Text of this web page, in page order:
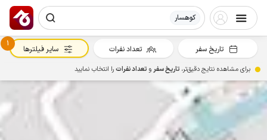
کوهسار
تاریخ سفر تعداد نفرات
1
سایر فیلترها
برای مشاهده نتایج دقیق‌تر، تاریخ سفرو تعداد نفراترا انتخاب نمایید